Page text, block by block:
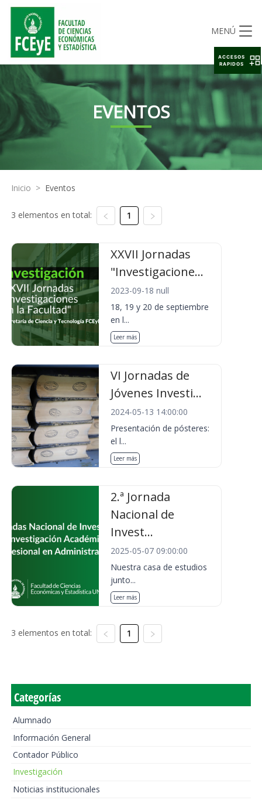
MENÚ
EVENTOS
Inicio > Eventos
3 elementos en total: 1
XXVII Jornadas
"Investigacione...
2023-09-18 null
18, 19 y 20 de septiembre
en l...
Leer más
VI Jornadas de
Jóvenes Investi...
2024-05-13 14:00:00
Presentación de pósteres:
el l...
Leer más
2.ª Jornada
Nacional de
Invest...
2025-05-07 09:00:00
Nuestra casa de estudios
junto...
Leer más
3 elementos en total: 1
Categorías
Alumnado
Información General
Contador Público
Investigación
Noticias institucionales
ACCESOS
RAPIDOS